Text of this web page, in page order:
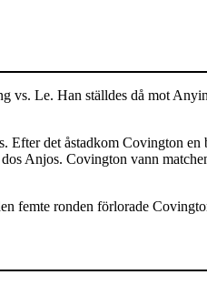
Le. Han ställdes då mot
det åstadkom Covington
Anjos. Covington vann
femte ronden förlorade